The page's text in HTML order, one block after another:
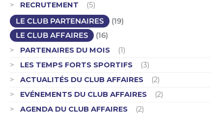
RECRUTEMENT
(5)
LE CLUB PARTENAIRES
(19)
LE CLUB AFFAIRES
(16)
PARTENAIRES DU MOIS
(1)
LES TEMPS FORTS SPORTIFS
(3)
ACTUALITÉS DU CLUB AFFAIRES
(2)
EVÉNEMENTS DU CLUB AFFAIRES
(2)
AGENDA DU CLUB AFFAIRES
(2)